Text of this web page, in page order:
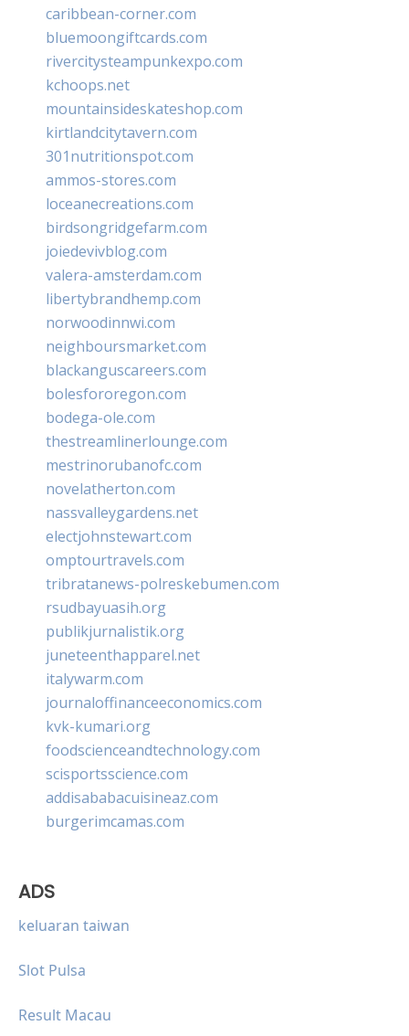
caribbean-corner.com
bluemoongiftcards.com
rivercitysteampunkexpo.com
kchoops.net
mountainsideskateshop.com
kirtlandcitytavern.com
301nutritionspot.com
ammos-stores.com
loceanecreations.com
birdsongridgefarm.com
joiedevivblog.com
valera-amsterdam.com
libertybrandhemp.com
norwoodinnwi.com
neighboursmarket.com
blackanguscareers.com
bolesfororegon.com
bodega-ole.com
thestreamlinerlounge.com
mestrinorubanofc.com
novelatherton.com
nassvalleygardens.net
electjohnstewart.com
omptourtravels.com
tribratanews-polreskebumen.com
rsudbayuasih.org
publikjurnalistik.org
juneteenthapparel.net
italywarm.com
journaloffinanceeconomics.com
kvk-kumari.org
foodscienceandtechnology.com
scisportsscience.com
addisababacuisineaz.com
burgerimcamas.com
ADS
keluaran taiwan
Slot Pulsa
Result Macau